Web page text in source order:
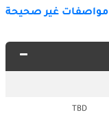
مواصفات غير صحيحة
TBD